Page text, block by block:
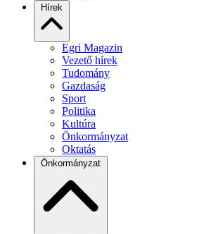
Hírek
Egri Magazin
Vezető hírek
Tudomány
Gazdaság
Sport
Politika
Kultúra
Önkormányzat
Oktatás
Önkormányzat